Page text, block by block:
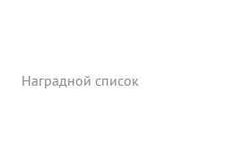
Наградной список